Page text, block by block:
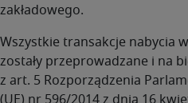
zakładowego.
Wszystkie transakcje nabycia
zostały przeprowadzane i na
z art. 5 Rozporządzenia
(UE) nr 596/2014 z dnia 16